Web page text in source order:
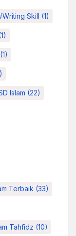
Skill (1)
(1)
Islam (22)
Terbaik (33)
Tahfidz (10)